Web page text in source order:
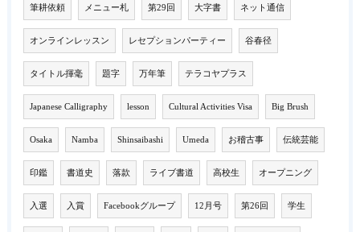
筆耕依頼 メニュー札 第29回 大字書 ネット通信
オンラインレッスン レセプションパーティー 谷春径
タイトル揮毫 題字 万年筆 テラコヤプラス
Japanese Calligraphy lesson Cultural Activities Visa Big Brush
Osaka Namba Shinsaibashi Umeda お稽古事 伝統芸能
印鑑 書道史 落款 ライブ書道 高校生 オープニング
入選 入賞 Facebookグループ 12月号 第26回 学生